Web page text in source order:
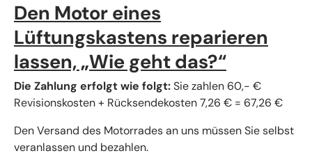
Den Motor eines
Lüftungskastens reparieren
lassen, „Wie geht das?“
Die Zahlung erfolgt wie folgt:Sie zahlen 60,- €
Revisionskosten + Rücksendekosten 7,26 € = 67,26 €
Den Versand des Motorrades an uns müssen Sie selbst
veranlassen und bezahlen.